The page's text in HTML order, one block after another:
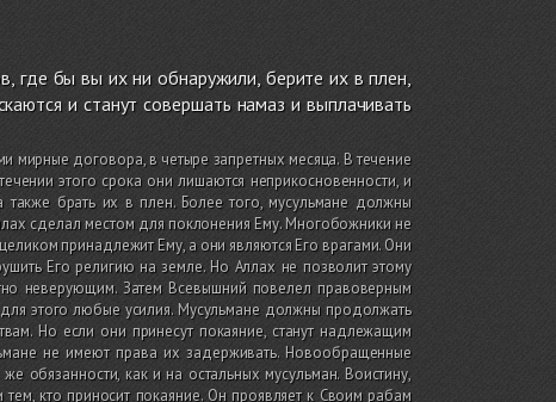
где бы вы их ни обнаружили, берите их в плен,
и станут совершать намаз и выплачивать
мирные договора, в четыре запретных месяца. В течение
этого срока они лишаются неприкосновенности, и
брать их в плен. Более того, мусульмане должны
сделал местом для поклонения Ему. Многобожники не
принадлежит Ему, а они являются Его врагами. Они
Его религию на земле. Но Аллах не позволит этому
неверующим. Затем Всевышний повелел правоверным
для этого любые усилия. Мусульмане должны продолжать
Но если они принесут покаяние, станут надлежащим
не имеют права их задерживать. Новообращенные
обязанности, как и на остальных мусульман. Воистину,
кто приносит покаяние. Он проявляет к Своим рабам